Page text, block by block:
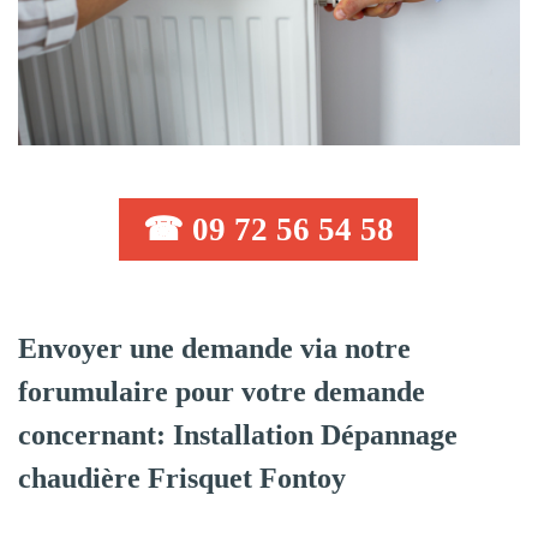
☎ 09 72 56 54 58
Envoyer une demande via notre
forumulaire pour votre demande
concernant: Installation Dépannage
chaudière Frisquet Fontoy